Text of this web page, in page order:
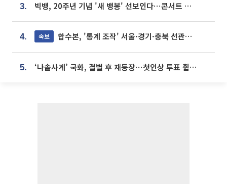
3. 빅뱅, 20주년 기념 '새 뱅봉' 선보인다⋯콘서트 앞두고 팝업 개최
4. 속보 합수본, '통계 조작' 서울·경기·충북 선관위 등 추가 압수수색
5. ‘나솔사계’ 국화, 결별 후 재등장⋯첫인상 투표 휩쓸고 ‘인기녀’ 등극